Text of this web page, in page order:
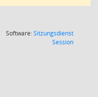
Software:Sitzungsdienst
Session(Wird in